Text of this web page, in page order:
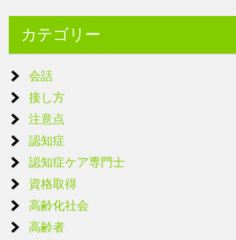
カテゴリー
会話
接し方
注意点
認知症
認知症ケア専門士
資格取得
高齢化社会
高齢者